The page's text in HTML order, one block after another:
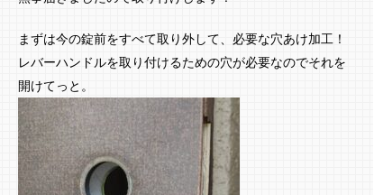
まずは今の錠前をすべて取り外して、必要な穴あけ加工！
レバーハンドルを取り付けるための穴が必要なのでそれを
開けてっと。